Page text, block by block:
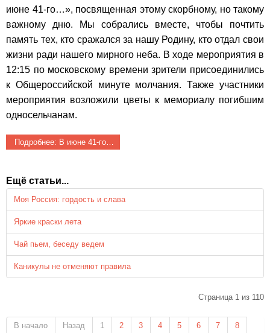
июне 41-го…», посвященная этому скорбному, но такому
важному дню. Мы собрались вместе, чтобы почтить
память тех, кто сражался за нашу Родину, кто отдал свои
жизни ради нашего мирного неба. В ходе мероприятия в
12:15 по московскому времени зрители присоединились
к Общероссийской минуте молчания.Также участники
мероприятия возложили цветы к мемориалу погибшим
односельчанам.
Подробнее: В июне 41-го…
Ещё статьи...
Моя Россия: гордость и слава
Яркие краски лета
Чай пьем, беседу ведем
Каникулы не отменяют правила
Страница 1 из 110
В начало Назад 1 2 3 4 5 6 7 8